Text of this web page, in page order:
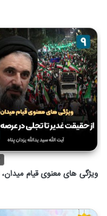
ویژگی های معنوی قیام میدان، ۹